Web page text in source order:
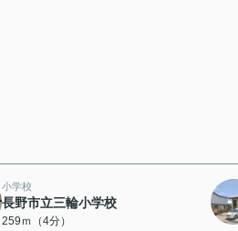
小学校
長野市立三輪小学校
259ｍ（4分）